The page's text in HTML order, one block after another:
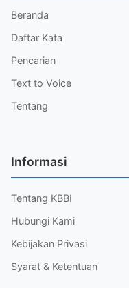
Beranda
Daftar Kata
Pencarian
Text to Voice
Tentang
Informasi
Tentang KBBI
Hubungi Kami
Kebijakan Privasi
Syarat & Ketentuan